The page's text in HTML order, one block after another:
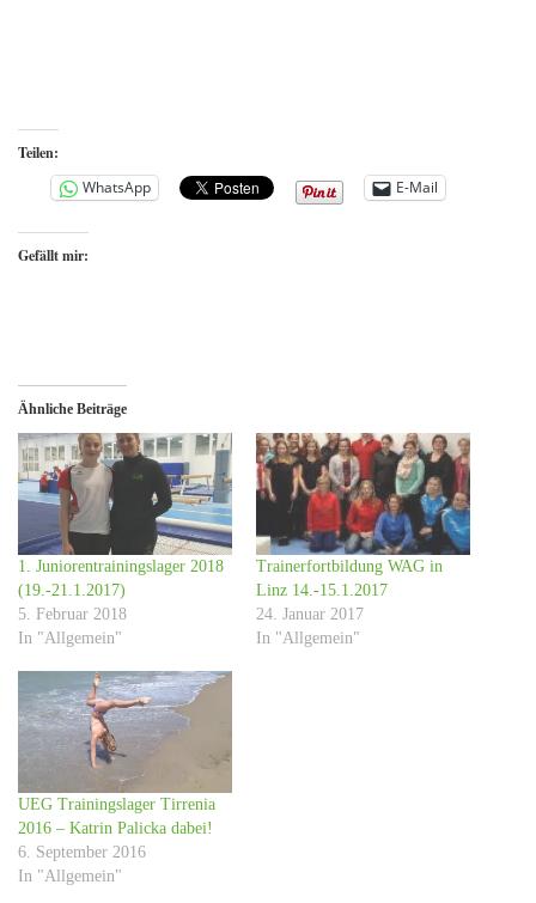
Teilen:
WhatsApp
E-Mail
Gefällt mir:
Ähnliche Beiträge
1. Juniorentrainingslager 2018
(19.-21.1.2017)
5. Februar 2018
In "Allgemein"
Trainerfortbildung WAG in
Linz 14.-15.1.2017
24. Januar 2017
In "Allgemein"
UEG Trainingslager Tirrenia
2016 – Katrin Palicka dabei!
6. September 2016
In "Allgemein"